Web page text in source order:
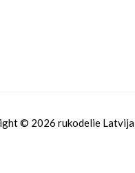
© 2026 rukodelie Latvija